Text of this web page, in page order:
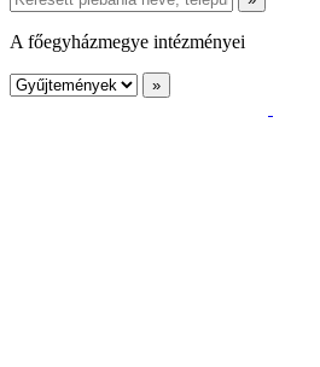
A főegyházmegye intézményei